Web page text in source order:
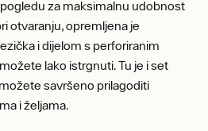
za maksimalnu udobnost
otvaranju, opremljena je
i dijelom s perforiranim
lako istrgnuti. Tu je i set
savršeno prilagoditi
i željama.